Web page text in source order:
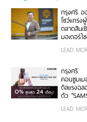
กรุงศรี อ
โชว์แกร่ง
ตลาดสินเ
มอเตอร์ไ
ทะลุ
LEAD
กรุงศรี
คอนซูมเ
ดีลแรงฉล
ตัว
Ultra |
LEAD